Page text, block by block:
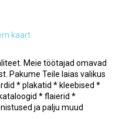
kaart
Meie töötajad omavad
Pakume Teile laias valikus
* plakatid * kleebised *
* flaierid *
ja palju muud